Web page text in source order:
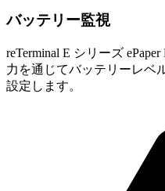
バッテリー監視
reTerminal E シリーズ
力を通じてバッテリーレベ
設定します。